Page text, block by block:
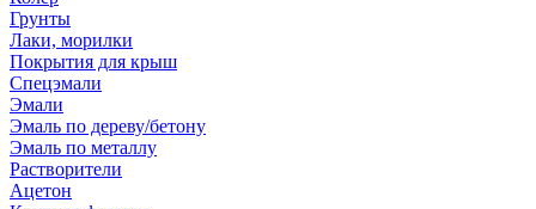
Грунты
Лаки, морилки
Покрытия для крыш
Спецэмали
Эмали
Эмаль по дереву/бетону
Эмаль по металлу
Растворители
Ацетон